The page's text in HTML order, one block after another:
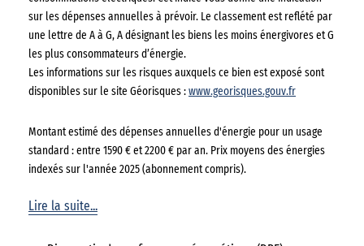
sur les dépenses annuelles à prévoir. Le classement est reflété par
une lettre de A à G, A désignant les biens les moins énergivores et G
les plus consommateurs d’énergie.
Les informations sur les risques auxquels ce bien est exposé sont
disponibles sur le site Géorisques : www.georisques.gouv.fr
Montant estimé des dépenses annuelles d'énergie pour un usage
standard : entre 1590 € et 2200 € par an. Prix moyens des énergies
indexés sur l'année 2025 (abonnement compris).
Lire la suite...